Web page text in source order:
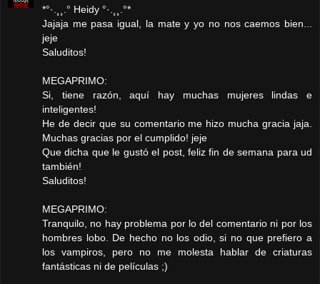
*°·.¸¸.° Heidy °·.¸¸.°*
Jajaja me pasa igual, la mate y yo no nos caemos bien...
jeje
Saluditos!
MEGAPRIMO:
Si, tiene razón, aquí hay muchas mujeres lindas e
inteligentes!
He de decir que su comentario me hizo mucha gracia jaja.
Muchas gracias por el cumplido! jeje
Que dicha que le gustó el post, feliz fin de semana para ud
también!
Saluditos!
MEGAPRIMO:
Tranquilo, no hay problema por lo del comentario ni por los
hombres lobo. De hecho no los odio, si no que prefiero a
los vampiros, pero no me molesta hablar de criaturas
fantásticas ni de películas ;)